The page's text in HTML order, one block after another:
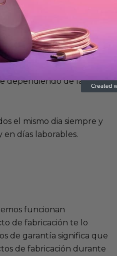
automática añadiendo al
dirección de envio. Te
dependiendo de la agencia
el mismo dia siempre y
en días laborables.
funcionan
de fabricación te lo
de garantía significa que
de fabricación durante